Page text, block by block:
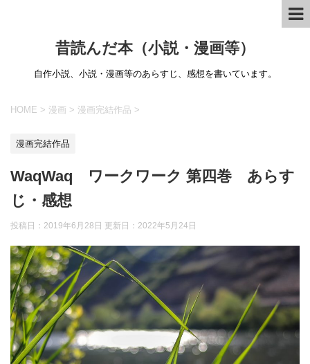
昔読んだ本（小説・漫画等）
自作小説、小説・漫画等のあらすじ、感想を書いています。
HOME > 漫画 > 漫画完結作品 >
漫画完結作品
WaqWaq ワークワーク 第四巻 あらす
じ・感想
投稿日：2019年6月28日 更新日： 2022年5月24日